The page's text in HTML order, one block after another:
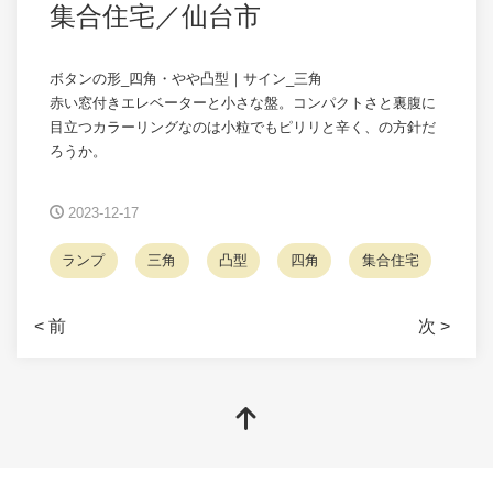
集合住宅／仙台市
ボタンの形_四角・やや凸型｜サイン_三角
赤い窓付きエレベーターと小さな盤。コンパクトさと裏腹に
目立つカラーリングなのは小粒でもピリリと辛く、の方針だ
ろうか。
2023-12-17
ランプ 三角 凸型 四角 集合住宅
< 前 次 >